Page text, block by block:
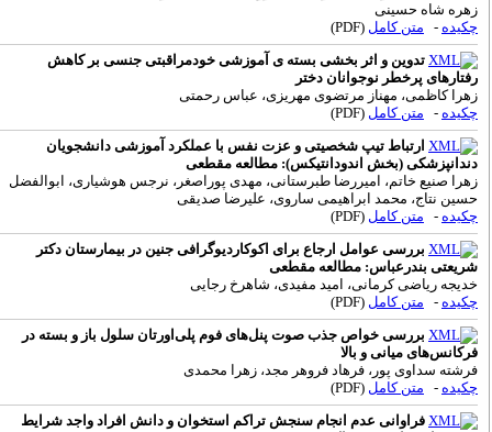
زهره شاه حسینی
چکیده - متن کامل(PDF)
تدوین و اثر بخشی بسته ی آموزشی خودمراقبتی جنسی بر کاهش
رفتارهای پرخطر نوجوانان دختر
زهرا کاظمی، مهناز مرتضوی مهریزی، عباس رحمتی
چکیده - متن کامل(PDF)
ارتباط تیپ شخصیتی و عزت نفس با عملکرد آموزشی دانشجویان
دندانپزشکی (بخش اندودانتیکس): مطالعه مقطعی
زهرا صنیع خاتم، امیررضا طبرستانی، مهدی پوراصغر، نرجس هوشیاری، ابوالفضل
حسین نتاج، محمد ابراهیمی ساروی، علیرضا صدیقی
چکیده - متن کامل(PDF)
بررسی عوامل ارجاع برای اکوکاردیوگرافی جنین در بیمارستان دکتر
شریعتی بندرعباس: مطالعه مقطعی
خدیجه ریاضی کرمانی، امید مفیدی، شاهرخ رجایی
چکیده - متن کامل(PDF)
بررسی خواص جذب صوت پنل‌های فوم پلی‌اورتان سلول باز و بسته در
فرکانس‌های میانی و بالا
فرشته سداوی پور، فرهاد فروهر مجد، زهرا محمدی
چکیده - متن کامل(PDF)
فراوانی عدم انجام سنجش تراکم استخوان و دانش افراد واجد شرایط